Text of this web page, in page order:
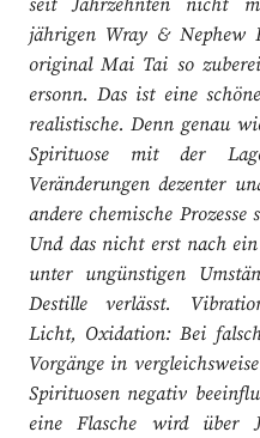
seit Jahrzehnten nicht
jährigen Wray & Nephew
original Mai Tai so
ersonn. Das ist eine
realistische. Denn genau
Spirituose mit der
Veränderungen dezenter
andere chemische
Und das nicht erst nach
unter ungünstigen
Destille verlässt.
Licht, Oxidation: Bei
Vorgänge in
Spirituosen negativ
eine Flasche wird über